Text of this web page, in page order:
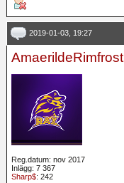
2019-01-03, 19:27
AmaerildeRimfrost
Reg.datum: nov 2017
Inlägg: 7 367
Sharp$: 242